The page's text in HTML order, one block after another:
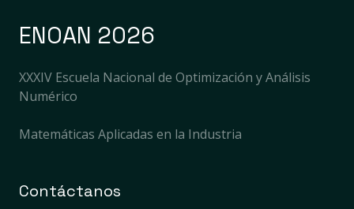
ENOAN 2026
XXXIV Escuela Nacional de Optimización y Análisis
Numérico
Matemáticas Aplicadas en la Industria
Contáctanos